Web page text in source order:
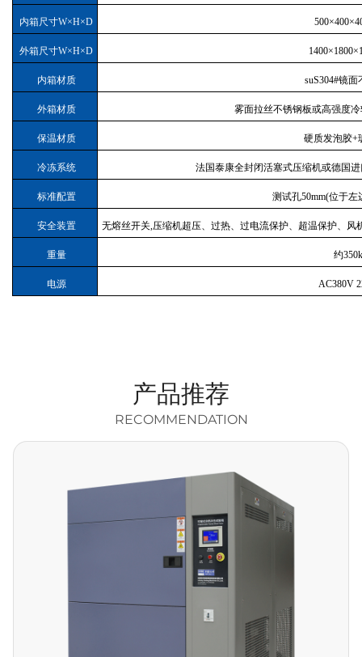
内箱尺寸W×H×D
外箱尺寸W×H×D
内箱材质 suS304#镜面
外箱材质 雾面拉丝不锈钢板或高强度
保温材质 硬质发泡胶+
冷冻系统 法国泰康全封闭活塞式压缩机或德国
标准配置 测试孔50mm(位于左
安全装置 无熔丝开关,压缩机超压、过热、过电流保护、超温保护、
重量 约
电源 AC380V
产品推荐
RECOMMENDATION